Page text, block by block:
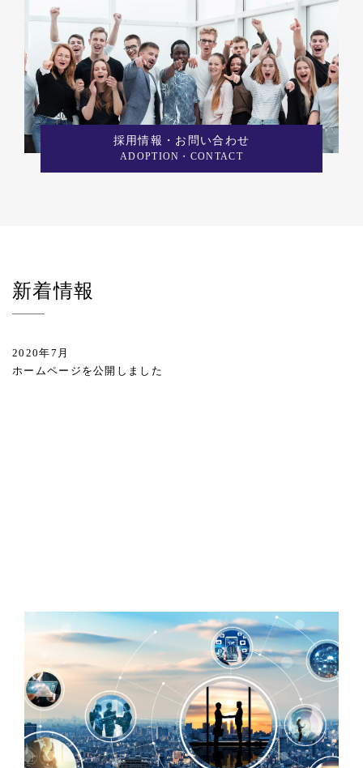
採用情報・お問い合わせ
ADOPTION・CONTACT
新着情報
2020年7月
ホームページを公開しました